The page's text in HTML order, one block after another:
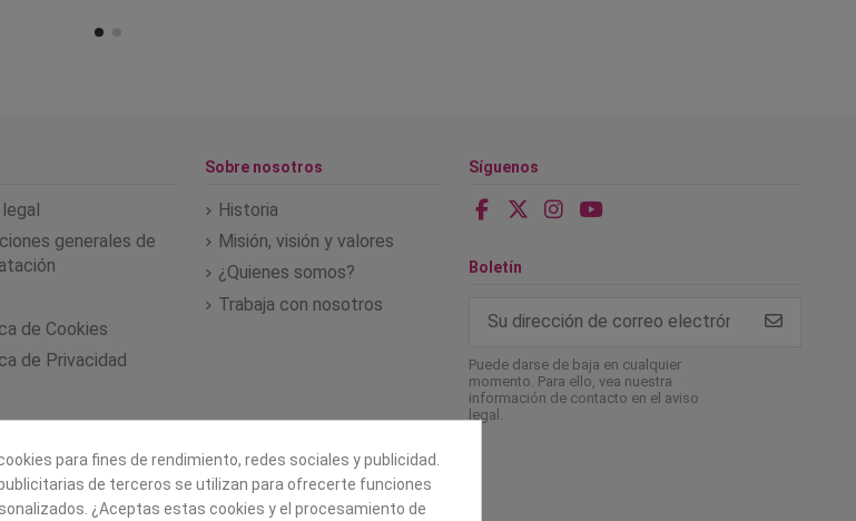
generales de
de Cookies
de Privacidad
Sobre nosotros
Historia
Misión, visión y valores
¿Quienes somos?
Trabaja con nosotros
Síguenos
Boletín
Puede darse de baja en cualquier
momento. Para ello, vea nuestra
información de contacto en el aviso
legal.
para fines de rendimiento, redes sociales y publicidad.
de terceros se utilizan para ofrecerte funciones
¿Aceptas estas cookies y el procesamiento de